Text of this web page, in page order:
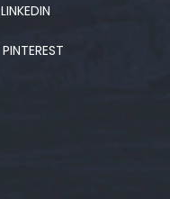
LINKEDIN
PINTEREST